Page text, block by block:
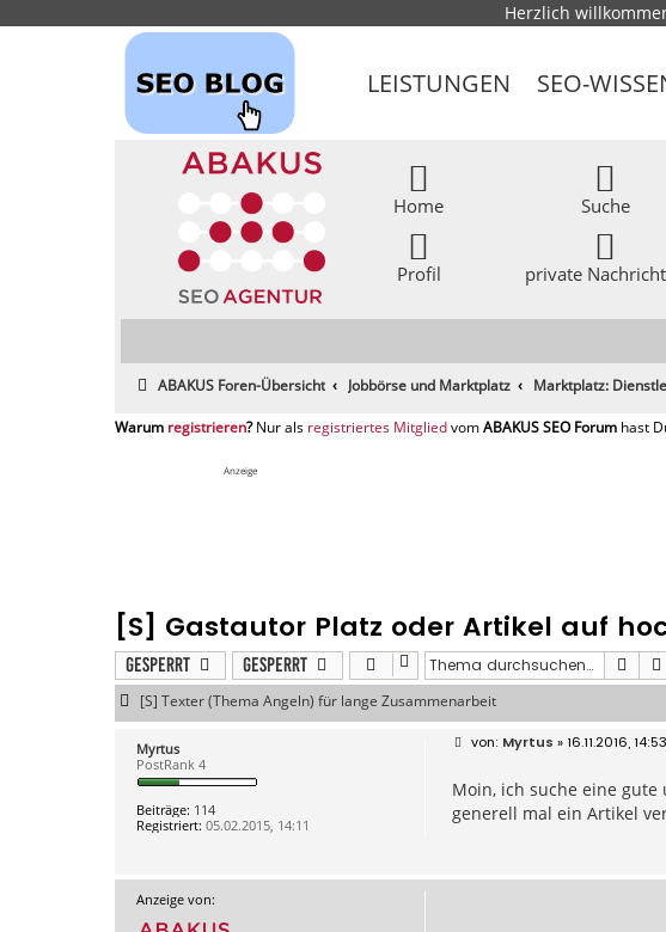
Herzlich
LEISTUNGEN SEO-
Home
Profil
Suche
private
ABAKUS Foren-Übersicht Jobbörse und Marktplatz Marktplatz:
registrieren registriertes Mitglied
Anzeige
[S] Gastautor Platz oder Artikel auf
Gesperrt Gesperrt Suche
[S] Texter (Thema Angeln) für lange Zusammenarbeit
Myrtus
PostRank 4
Beiträge: 114
Registriert: 05.02.2015, 14:11
B
t
a
Myrtus » 16.11.2016, 14:53
Moin, ich suche eine
generell mal ein Artikel
Anzeige von: